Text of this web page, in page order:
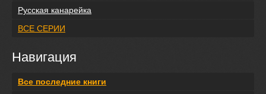
Русская канарейка
ВСЕ СЕРИИ
Навигация
Все последние книги